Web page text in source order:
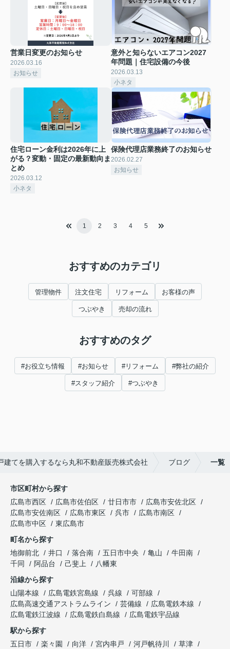
営業日変更のお知らせ
2026.03.16
お知らせ
意外と知らないエアコン2027
年問題｜住宅設備の今後
2026.03.13
小ネタ
住宅ローン金利は2026年に上
がる？変動・固定の最新動向ま
とめ
2026.03.12
小ネタ
保険代理店業務終了のお知らせ
2026.02.27
お知らせ
1 2 3 4 5
おすすめのカテゴリ
管理物件 注文住宅 リフォーム お客様の声
つぶやき 売却の流れ
おすすめのタグ
#お役立ち情報 #お知らせ #リフォーム #弊社の紹介
#スタッフ紹介 #つぶやき
建てを購入するなら丸和不動産販売株式会社 ブログ 一覧
市区町村から探す
広島市西区
広島市佐伯区 廿日市市
広島市安佐北区
広島市安佐南区
広島市東区 呉市
広島市南区
広島市中区
東広島市
町名から探す
地御前北
井口 落合南 五日市中央 亀山
牛田南
千同
阿品台 己斐上
八幡東
沿線から探す
山陽本線
広島電鉄宮島線 呉線
可部線
広島高速交通アストラムライン
芸備線
広島電鉄本線
広島電鉄江波線
広島電鉄白島線
広島電鉄宇品線
駅から探す
五日市
楽々園 向洋 宮内串戸 河戸帆待川
草津